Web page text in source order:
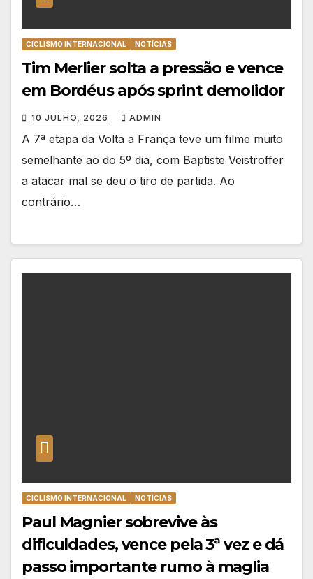
CICLISMO INTERNACIONAL NOTÍCIAS
Tim Merlier solta a pressão e vence
em Bordéus após sprint demolidor
10 JULHO, 2026 ADMIN
A 7ª etapa da Volta a França teve um filme muito
semelhante ao do 5º dia, com Baptiste Veistroffer
a atacar mal se deu o tiro de partida. Ao
contrário…
CICLISMO INTERNACIONAL NOTÍCIAS
Paul Magnier sobrevive às
dificuldades, vence pela 3ª vez e dá
passo importante rumo à maglia